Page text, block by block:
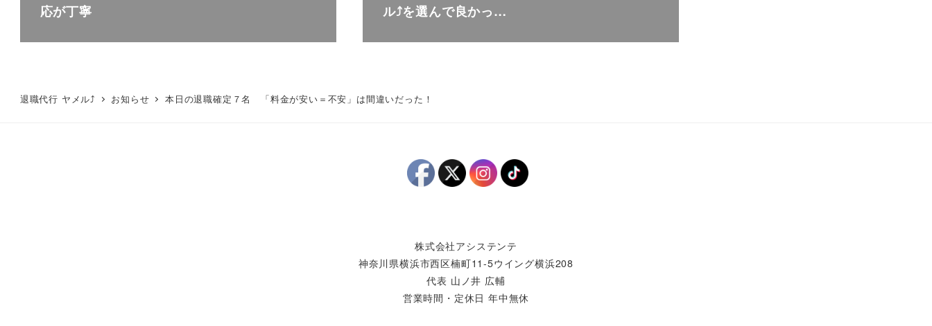
応が丁寧
ル⤴を選んで良かっ…
退職代行 ヤメル⤴ お知らせ 本日の退職確定７名 「料金が安い＝不安」は間違いだった！
株式会社アシステンテ
神奈川県横浜市西区楠町11-5ウイング横浜208
代表 山ノ井 広輔
営業時間・定休日 年中無休